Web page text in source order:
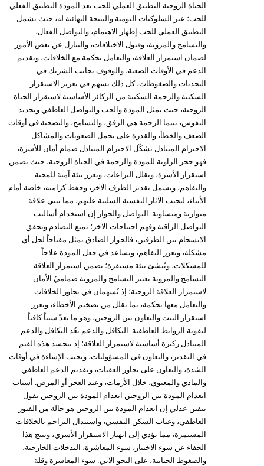
الحياة الزوجية التطبيق العملي للحب تعد المودة التطبيق الفعلي
للحب؛ عبر السلوكيات اليومية والنتيجة النهائية له، حيث يشمل
التطبيق العملي للحب إظهار الاهتمام، والتواصل الفعال،
والتسامح والمرونة، وقبول الاختلافات، والتنازل عن بعض الأمور
لضمان استمرار العلاقة، والتعامل بحكمة مع الخلافات، وتقديم
الدعم في الأوقات الصعبة، والوقوف بجانب الشريك في
التحديات والضغوطات، كل ذلك يسهم في تعزيز الاستقرار.
السكينة والرحمة السكينة من الركائز الأساسية لاستقرار الحياة
الزوجية، حيث تمثل المودة والحب والتواصل العاطفي وتجديد
النفوس، بينما الرحمة هي الرفق، والتسامح، والتضحية في أوقات
الضعف والخطأ، والقدرة على تحمل الصعوبات والمشاكل.
الاحترام المتبادل يشكّل الاحترام المتبادل صمام أمان للأسرة،
فهو حجر الزاوية للمودة والرحمة في الحياة الزوجية، حيث يضمن
استقرار الأسرة، ويقلل النزاعات، ويعزز بيئة آمنة للمحبة
والتفاهم، ويشمل تقدير الطرف الآخر، وحفظ كرامته، خاصة أمام
الأبناء، لتجنب الآثار النفسية السلبية عليهم، مما يبني علاقة
متوازنة ومتساوية. التواصل والحوار إن استخدام أساليب
التواصل الراقية وفهم احتياجات الآخر؛ يمنع التصادم ويحقق
الانسجام بين الطرفين، فالحوار الصادق يمثل مفتاحاً لحل أي
مشكلة، ويعزز التفاهم، ويساعد في جعل المودة علاجاً
للمشكلات، ويُنشئ بيئة مستقرة؛ تضمن استمرار العلاقة.
التسامح والمرونة يعتبر التسامح والمرونة صماميْ الأمان
لاستمرار العلاقة الزوجية؛ إذ يُسهمان في تجاوز الخلافات
والتعامل معها بحكمة، بما يقلل من تضخيم الأخطاء، ويعزز
استقرار البيت والتعاون بين الزوجين، وهو ما يعدّ سبباً كافياً
لتقوية الروابط العاطفية. التكافل والدعم يعُد التكافل والدعم
المتبادل ركيزة أساسية لاستمرار العلاقة؛ إذ تتجسد هذه القيم
في التقدير، والتعاون في المسؤوليات، وتجنب الإساءة في أوقات
الشدة، والتعاون على تجاوز العقبات، وتقديم الدعم العاطفي
والمادي والمعنوي، خلال الأزمات، وعند العجز أو المرض. أسباب
انعدام المودة بين الزوجين انعدام المودة بين الزوجين تقول
نيفين عدلي إن انعدام المودة بين الزوجين هو حالة من الفتور
العاطفي، وغياب السكن النفسي، واستبدال التراحم بالخلافات
المستمرة، مما يؤدي إلى انهيار الاستقرار الأسري، وينتج هذا
الجفاء عن سوء الاختيار، سوء المعاشرة، التدخلات الخارجية،
والضغوط الحياتية، على النحو الآتي: سوء المعاشرة وقلة